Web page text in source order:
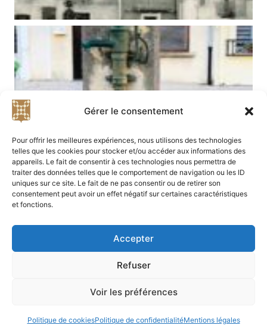
Gérer le consentement
Pour offrir les meilleures expériences, nous utilisons des technologies
telles que les cookies pour stocker et/ou accéder aux informations des
appareils. Le fait de consentir à ces technologies nous permettra de
traiter des données telles que le comportement de navigation ou les ID
uniques sur ce site. Le fait de ne pas consentir ou de retirer son
consentement peut avoir un effet négatif sur certaines caractéristiques
et fonctions.
Accepter
Refuser
Voir les préférences
Politique de cookiesPolitique de confidentialitéMentions légales
Didier Bibard et Alice Fauré - 2023-2025 - Tous
Politique de confidentialité